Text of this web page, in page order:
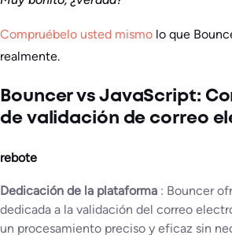
Compruébelo usted mismo lo que
realmente.
Bouncer vs JavaScript:
de validación de correo
rebote
Dedicación de la plataforma : Bouncer
dedicada a la validación del correo
un procesamiento preciso y eficaz sin